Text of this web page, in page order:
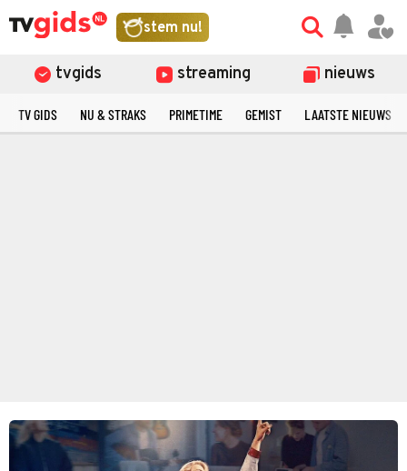
stem nu!
tvgids streaming nieuws
TV GIDS NU & STRAKS PRIMETIME GEMIST LAATSTE NIEUWS